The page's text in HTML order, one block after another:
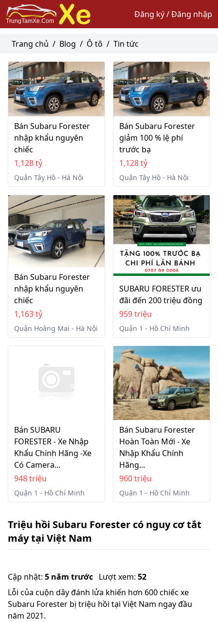
Đăng ký / Đăng nhập
Trang chủ / Blog / Ô tô / Tin tức
Bán Subaru Forester
nhập khẩu nguyên
chiếc
1,128 tỷ
Quận Tây Hồ - Hà Nội
Bán Subaru Forester
giảm 100 % lệ phí
trước bạ
1,128 tỷ
Quận Tây Hồ - Hà Nội
Bán Subaru Forester
nhập khẩu nguyên
chiếc
1,163 tỷ
Quận Hoàng Mai - Hà Nội
SUBARU FORESTER ưu
đãi đến 200 triệu đồng
959 triệu
Quận 1 - Hồ Chí Minh
Bán SUBARU
FORESTER - Xe Nhập
Khẩu Chính Hãng -Xe
Có Camera...
948 triệu
Quận 1 - Hồ Chí Minh
Bán Subaru Forester
Hoàn Toàn Mới - Xe
Nhập Khẩu Chính
Hãng...
960 triệu
Quận 1 - Hồ Chí Minh
Triệu hồi Subaru Forester có nguy cơ tắt
máy tại Việt Nam
Cập nhật: 5 năm trước Lượt xem: 52
Lỗi của cuộn dây đánh lửa khiến hơn 600 chiếc xe
Subaru Forester bị triệu hồi tại Việt Nam ngay đầu
năm 2021.